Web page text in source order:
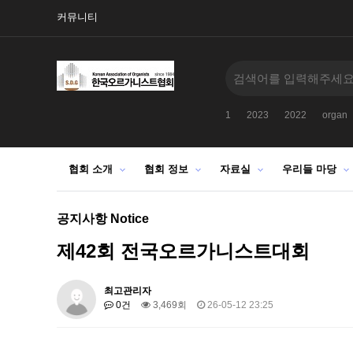
커뮤니티
1 2023 2022 organ
협회 소개 협회 정보 자료실 우리들 마당
공지사항 Notice
제42회 전국오르가니스트대회
최고관리자
0건
3,469회 26-05-12 23:25